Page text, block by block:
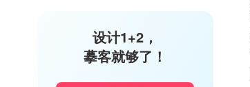
设计1+2，
摹客就够了！